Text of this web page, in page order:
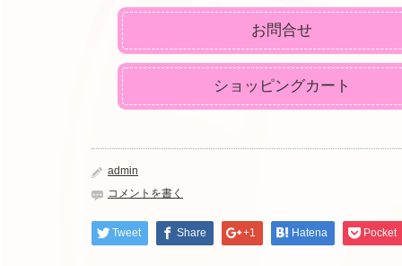
お問合せ
ショッピングカート
admin
コメントを書く
Tweet Share +1 Hatena Pocket